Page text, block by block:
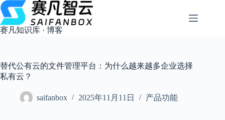
跳
过
内
容
赛凡知识库 · 博客
替代公有云的文件管理平台：为什么越来越多企业选择
私有云？
saifanbox 2025年11月11日 产品功能